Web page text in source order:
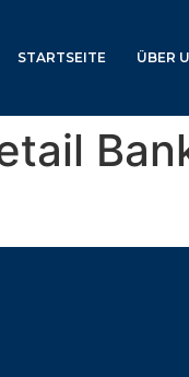
STARTSEITE ÜBER